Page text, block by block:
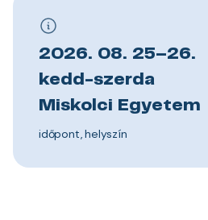
2026. 08. 25–26.
kedd-szerda
Miskolci Egyetem
időpont, helyszín